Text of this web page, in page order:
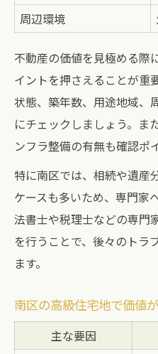
周辺環境
不動産の価値を見極める際
イントを押さえることが重
状態、築年数、用途地域、
にチェックしましょう。ま
ンフラ整備の有無も確認ポ
特に南区では、相続や遺産
ケースも多いため、専門家
法書士や税理士などの専門
を行うことで、後々のトラ
ます。
南区の高級住宅地で価値
主な要因